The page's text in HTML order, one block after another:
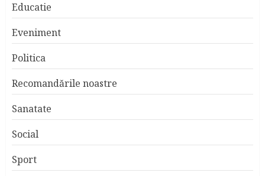
Educatie
Eveniment
Politica
Recomandările noastre
Sanatate
Social
Sport